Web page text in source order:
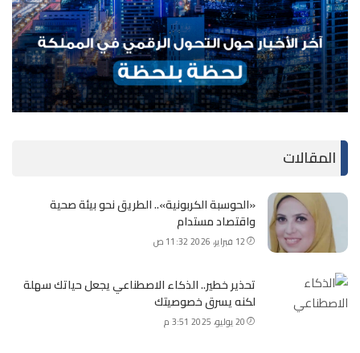
المقالات
«الحوسبة الكربونية».. الطريق نحو بيئة صحية
واقتصاد مستدام
12 فبراير، 2026 11:32 ص
تحذير خطير.. الذكاء الاصطناعي يجعل حياتك سهلة
لكنه يسرق خصوصيتك
20 يوليو، 2025 3:51 م